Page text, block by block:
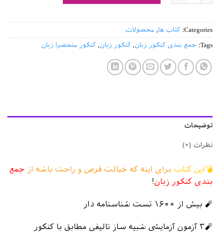
Categories: کتاب ها, محصولات
Tags: جمع بندی کنکور زبان, کنکور زبان, کنکور منحصرا زبان
توضیحات
نظرات (۰)
💣این کتاب برای اینه که خیالت قرص و راحت باشه از جمع
بندی کنکور زبان!
🧨 بیش از ۱۶۰۰ تست شناسنامه دار
🧨۳ آزمون آزمایشی شبیه ساز تالیفی مطابق با کنکور